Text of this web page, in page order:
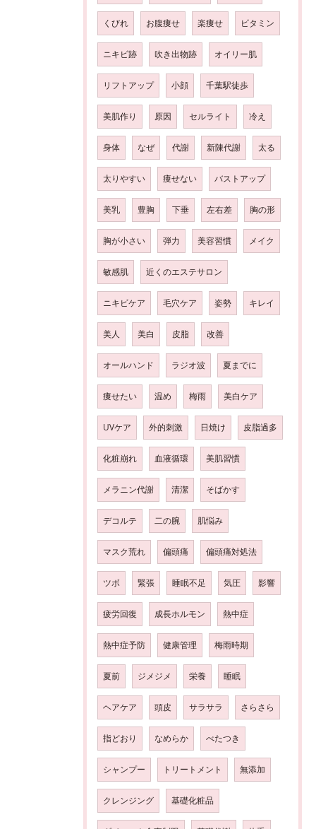
くびれ お腹痩せ 楽痩せ ビタミン
ニキビ跡 吹き出物跡 オイリー肌
リフトアップ 小顔 千葉駅徒歩
美肌作り 原因 セルライト 冷え
身体 なぜ 代謝 新陳代謝 太る
太りやすい 痩せない バストアップ
美乳 豊胸 下垂 左右差 胸の形
胸が小さい 弾力 美容習慣 メイク
敏感肌 近くのエステサロン
ニキビケア 毛穴ケア 姿勢 キレイ
美人 美白 皮脂 改善
オールハンド ラジオ波 夏までに
痩せたい 温め 梅雨 美白ケア
UVケア 外的刺激 日焼け 皮脂過多
化粧崩れ 血液循環 美肌習慣
メラニン代謝 清潔 そばかす
デコルテ 二の腕 肌悩み
マスク荒れ 偏頭痛 偏頭痛対処法
ツボ 緊張 睡眠不足 気圧 影響
疲労回復 成長ホルモン 熱中症
熱中症予防 健康管理 梅雨時期
夏前 ジメジメ 栄養 睡眠
ヘアケア 頭皮 サラサラ さらさら
指どおり なめらか べたつき
シャンプー トリートメント 無添加
クレンジング 基礎化粧品